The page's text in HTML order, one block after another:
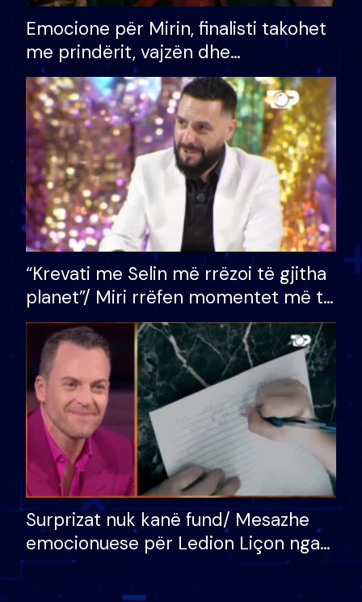
Emocione për Mirin, finalisti takohet
me prindërit, vajzën dhe
bashkëshorten: S’kemi ndonjë letër
divorci apo jo?
“Krevati me Selin më rrëzoi të gjitha
planet”/ Miri rrëfen momentet më të
bukura në shtëpinë e BB VIP: Do më
mungojë zilja e mëngjesit kur…
Surprizat nuk kanë fund/ Mesazhe
emocionuese për Ledion Liçon nga
nëna dhe fëmijët e tij, moderatori
nuk i mban dot lotët: Nuk meritoj…